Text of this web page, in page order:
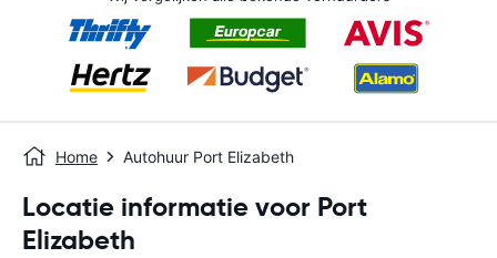
Home Autohuur Port Elizabeth
Locatie informatie voor Port
Elizabeth